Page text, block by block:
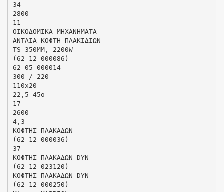
34
2800
11
ΟΙΚΟΔΟΜΙΚΑ ΜΗΧΑΝΗΜΑΤΑ
ΑΝΤΛΙΑ ΚΟΦΤΗ ΠΛΑΚΙΔΙΩΝ
TS 350MM, 2200W
(62-12-000086)
62-05-000014
300 / 220
110x20
22,5-45ο
17
2600
4,3
ΚΟΦΤΗΣ ΠΛΑΚΑΔΩΝ
(62-12-000036)
37
ΚΟΦΤΗΣ ΠΛΑΚΑΔΩΝ DYN
(62-12-023120)
ΚΟΦΤΗΣ ΠΛΑΚΑΔΩΝ DYN
(62-12-000250)